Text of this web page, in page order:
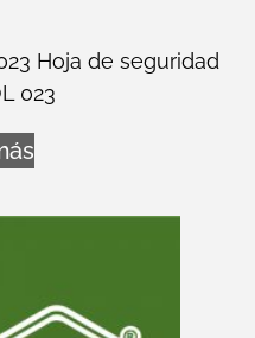
Hoja de seguridad
023